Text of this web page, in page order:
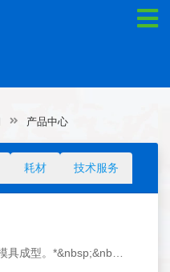
产品中心
耗材 技术服务